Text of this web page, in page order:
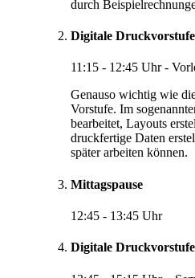
durch
Digitale Druckvorstufe
11:15 - 12:45 Uhr -
Genauso wichtig wie
Vorstufe. Im
bearbeitet, Layouts
druckfertige Daten
später arbeiten können.
Mittagspause
12:45 - 13:45 Uhr
Digitale Druckvorstufe